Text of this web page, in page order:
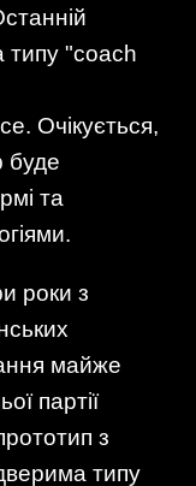
типу "coach
Очікується,
буде
та
роки з
майже
партії
з
типу